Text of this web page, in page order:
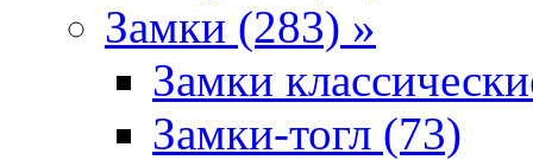
Замки (283) »
Замки
Замки-тогл (73)